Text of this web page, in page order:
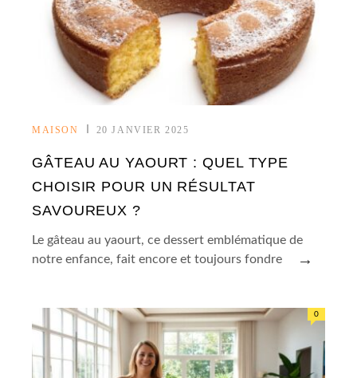
MAISON 20 JANVIER 2025
GÂTEAU AU YAOURT : QUEL TYPE
CHOISIR POUR UN RÉSULTAT
SAVOUREUX ?
Le gâteau au yaourt, ce dessert emblématique de
notre enfance, fait encore et toujours fondre
→
0